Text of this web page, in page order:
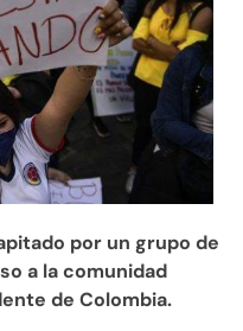
por un grupo de
a la comunidad
de Colombia.